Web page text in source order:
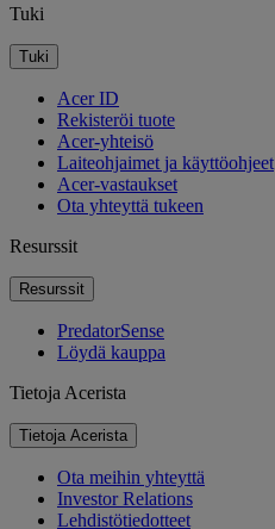
Tuki
Tuki
Acer ID
Rekisteröi tuote
Acer-yhteisö
Laiteohjaimet ja käyttöohjeet
Acer-vastaukset
Ota yhteyttä tukeen
Resurssit
Resurssit
PredatorSense
Löydä kauppa
Tietoja Acerista
Tietoja Acerista
Ota meihin yhteyttä
Investor Relations
Lehdistötiedotteet